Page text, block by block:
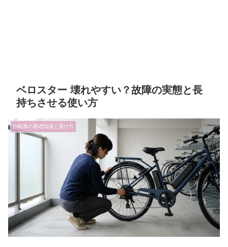
ベロスター 壊れやすい？故障の実態と長
持ちさせる使い方
自転車の基礎知識と選び方